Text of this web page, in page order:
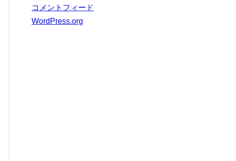
コメントフィード
WordPress.org